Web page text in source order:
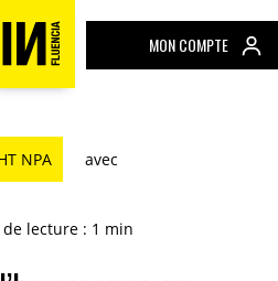
MON COMPTE
NPA avec
de lecture : 1 min